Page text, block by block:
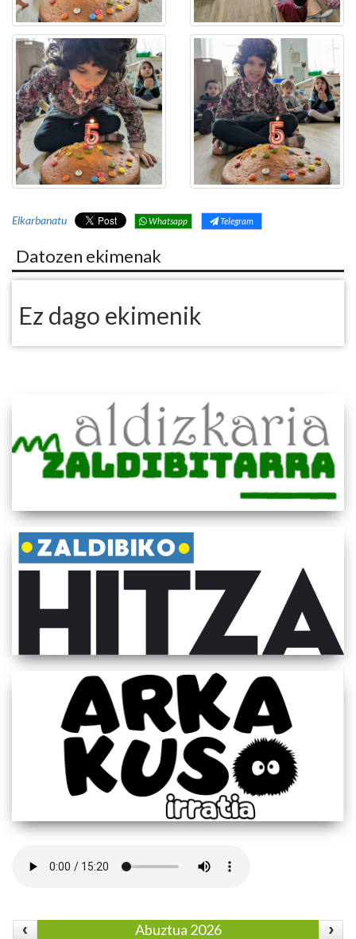
Elkarbanatu Whatsapp Telegram
Datozen ekimenak
Ez dago ekimenik
Abuztua 2026